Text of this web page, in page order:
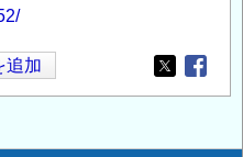
追加
Opens in